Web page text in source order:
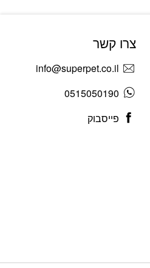
צרו קשר
info@superpet.co.il
0515050190
פייסבוק